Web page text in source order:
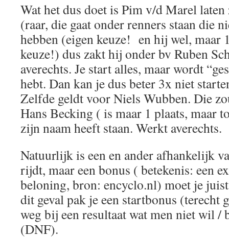
Wat het dus doet is Pim v/d Marel
(raar, die gaat onder renners staan die
hebben (eigen keuze! en hij wel, maar
keuze!) dus zakt hij onder bv Ruben
averechts. Je start alles, maar wordt
hebt. Dan kan je dus beter 3x niet
Zelfde geldt voor Niels Wubben. Die
Hans Becking ( is maar 1 plaats, maar
zijn naam heeft staan. Werkt averechts.
Natuurlijk is een en ander afhankelijk
rijdt, maar een bonus ( betekenis: een
beloning, bron: encyclo.nl) moet je juist
dit geval pak je een startbonus (terecht
weg bij een resultaat wat men niet wil /
(DNF).